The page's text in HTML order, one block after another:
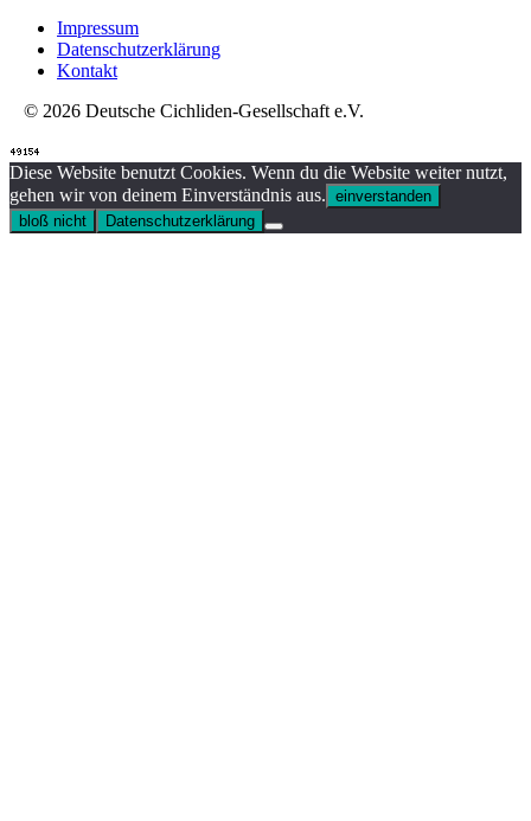
Impressum
Datenschutzerklärung
Kontakt
© 2026 Deutsche Cichliden-Gesellschaft e.V.
Diese Website benutzt Cookies. Wenn du die Website weiter nutzt,
gehen wir von deinem Einverständnis aus. einverstanden
bloß nicht
Datenschutzerklärung